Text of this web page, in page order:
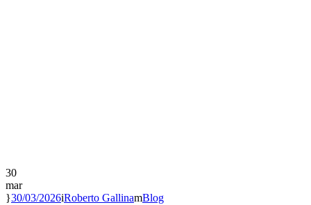
30
mar
30/03/2026 Roberto Gallina Blog